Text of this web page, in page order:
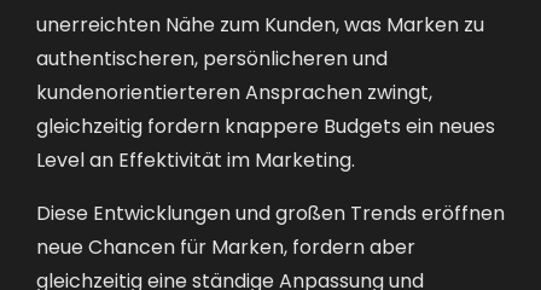
unerreichten Nähe zum Kunden, was Marken zu
authentischeren, persönlicheren und
kundenorientierteren Ansprachen zwingt,
gleichzeitig fordern knappere Budgets ein neues
Level an Effektivität im Marketing.
Diese Entwicklungen und großen Trends eröffnen
neue Chancen für Marken, fordern aber
gleichzeitig eine ständige Anpassung und